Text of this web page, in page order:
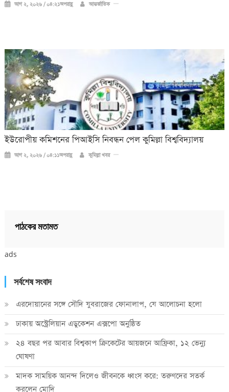
আগ ২, ২০২৬ / ০৪:২১অপরাহ্ণ আন্তর্জাতিক
ইউরোপীয় কমিশনের পিআইসি নিবন্ধন পেল কুমিল্লা বিশ্ববিদ্যালয়
আগ ২, ২০২৬ / ০৪:১১অপরাহ্ণ কুমিল্লা খবর
পাঠকের মতামত
ads
সর্বশেষ সংবাদ
এরদোয়ানের সঙ্গে সৌদি যুবরাজের ফোনালাপ, যে আলোচনা হলো
ঢাকায় অস্ট্রেলিয়ান এডুকেশন এক্সপো অনুষ্ঠিত
২৪ বছর পর আবার বিশ্বকাপ ক্রিকে‌টের আয়জনে আফ্রিকা, ১২ ভেন্যু
ঘোষণা
মাদক সাময়িক আনন্দ দিলেও জীবনকে ধ্বংস করে: তরুণদের সতর্ক
করলেন মোদি